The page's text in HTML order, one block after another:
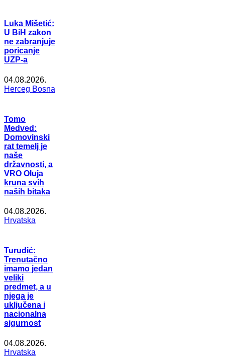
Luka Mišetić:
U BiH zakon
ne zabranjuje
poricanje
UZP-a
04.08.2026.
Herceg Bosna
Tomo
Medved:
Domovinski
rat temelj je
naše
državnosti, a
VRO Oluja
kruna svih
naših bitaka
04.08.2026.
Hrvatska
Turudić:
Trenutačno
imamo jedan
veliki
predmet, a u
njega je
uključena i
nacionalna
sigurnost
04.08.2026.
Hrvatska